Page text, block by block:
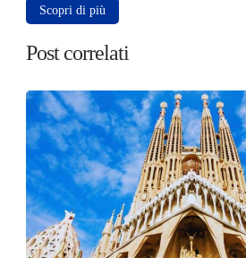
Scopri di più
Post correlati